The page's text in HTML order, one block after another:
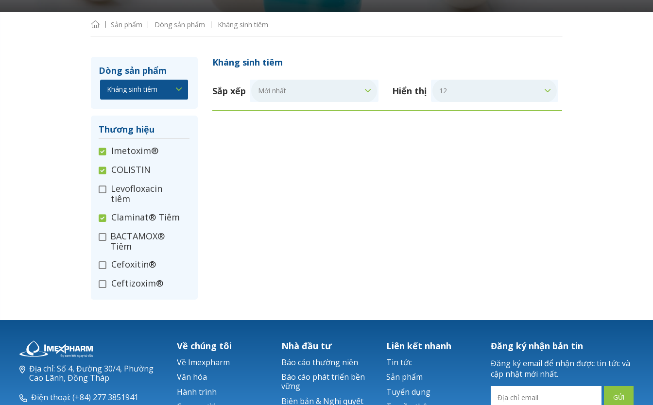
Sản phẩm Dòng sản phẩm Kháng sinh tiêm
Dòng sản phẩm
Thương hiệu
Imetoxim®
COLISTIN
Levofloxacin
tiêm
Claminat® Tiêm
BACTAMOX®
Tiêm
Cefoxitin®
Ceftizoxim®
Nerusyn®
Ticarlinat®
Zobacta®
Kháng sinh tiêm
Sắp xếp Hiển thị
Địa chỉ: Số 4, Đường 30/4, Phường
Cao Lãnh, Đồng Tháp
Điện thoại: (+84) 277 3851941
Về chúng tôi
Về Imexpharm
Văn hóa
Hành trình
Nhà đầu tư
Báo cáo thường niên
Báo cáo phát triển bền
vững
Biên bản & Nghị quyết
Liên kết nhanh
Tin tức
Sản phẩm
Tuyển dụng
Đăng ký nhận bản tin
Đăng ký email để nhận được tin tức và
cập nhật mới nhất.
GỬI